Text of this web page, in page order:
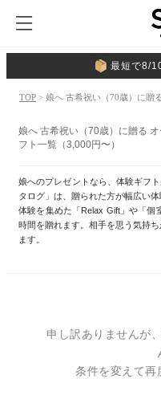
最短で8/
TOP > 娘へ 古希祝い（70歳）に贈
娘へ 古希祝い（70歳）に贈る
フト一覧（3,000円〜）
娘へのプレゼントなら、体験ギフ
タログ」は、贈られた方が幅広い
体験を集めた「Relax Gift」や「個
時間を贈れます。相手を思う気持
ます。
申し訳ありませんが
条件を変えて再